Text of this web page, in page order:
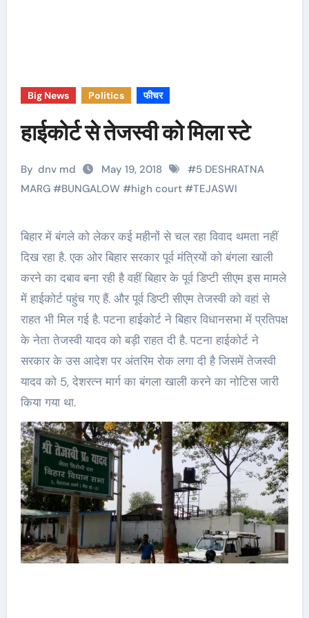
Big News Politics फीचर
हाईकोर्ट से तेजस्वी को मिला स्टे
By dnv md May 19, 2018 #5 DESHRATNA
MARG#BUNGALOW #high court#TEJASWI
बिहार में बंगले को लेकर कई महीनों से चल रहा विवाद थमता नहीं
दिख रहा है. एक ओर बिहार सरकार पूर्व मंत्रियों को बंगला खाली
करने का दबाव बना रही है वहीं बिहार के पूर्व डिप्टी सीएम इस मामले
में हाईकोर्ट पहुंच गए हैं. और पूर्व डिप्टी सीएम तेजस्वी को वहां से
राहत भी मिल गई है. पटना हाईकोर्ट ने बिहार विधानसभा में प्रतिपक्ष
के नेता तेजस्वी यादव को बड़ी राहत दी है. पटना हाईकोर्ट ने
सरकार के उस आदेश पर अंतरिम रोक लगा दी है जिसमें तेजस्वी
यादव को 5, देशरत्न मार्ग का बंगला खाली करने का नोटिस जारी
किया गया था.